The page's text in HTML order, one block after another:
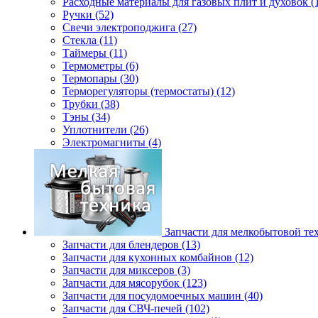
Ручки (52)
Свечи электроподжига (27)
Стекла (11)
Таймеры (11)
Термометры (6)
Термопары (30)
Терморегуляторы (термостаты) (12)
Трубки (38)
Тэны (34)
Уплотнители (26)
Электромагниты (4)
Запчасти для мелкобытовой
Запчасти для блендеров (13)
Запчасти для кухонных комбайнов (12)
Запчасти для миксеров (3)
Запчасти для мясорубок (123)
Запчасти для посудомоечных машин (40)
Запчасти для СВЧ-печей (102)